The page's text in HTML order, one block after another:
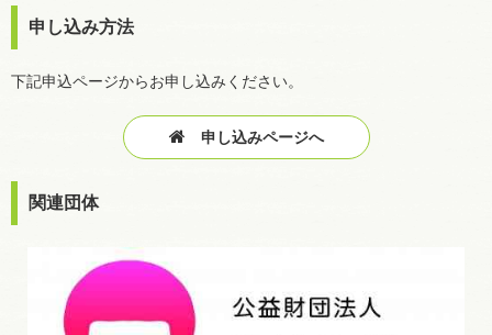
申し込み方法
下記申込ページからお申し込みください。
申し込みページへ
関連団体